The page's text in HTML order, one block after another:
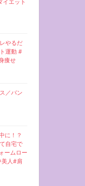
イエット
やるだ
運動 #
痩せ
／バン
に！？
自宅で
ームロー
人#肩